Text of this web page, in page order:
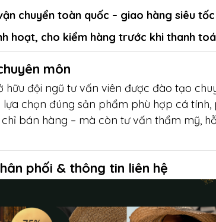
chuyển toàn quốc – giao hàng siêu
hoạt, cho kiểm hàng trước khi thanh
môn
hữu đội ngũ tư vấn viên được đào tạo
chọn đúng sản phẩm phù hợp cá
bán hàng – mà còn tư vấn thẩm mỹ,
phối & thông tin liên hệ